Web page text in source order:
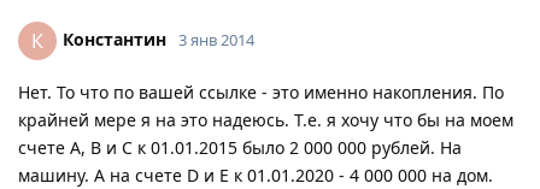
К Константин 3 янв 2014
Нет. То что по вашей ссылке - это именно накопления. По
крайней мере я на это надеюсь. Т.е. я хочу что бы на моем
счете A, B и C к 01.01.2015 было 2 000 000 рублей. На
машину. А на счете D и E к 01.01.2020 - 4 000 000 на дом.